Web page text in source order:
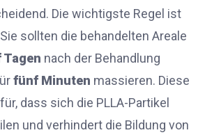
Die wichtigste Regel ist
sollten die behandelten Areale
nach der Behandlung
fünf Minuten massieren. Diese
dass sich die PLLA-Partikel
und verhindert die Bildung von